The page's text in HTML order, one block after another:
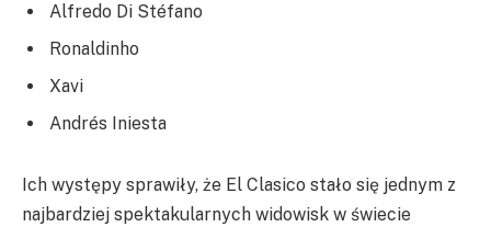
Alfredo Di Stéfano
Ronaldinho
Xavi
Andrés Iniesta
Ich występy sprawiły, że El Clasico stało się jednym z
najbardziej spektakularnych widowisk w świecie